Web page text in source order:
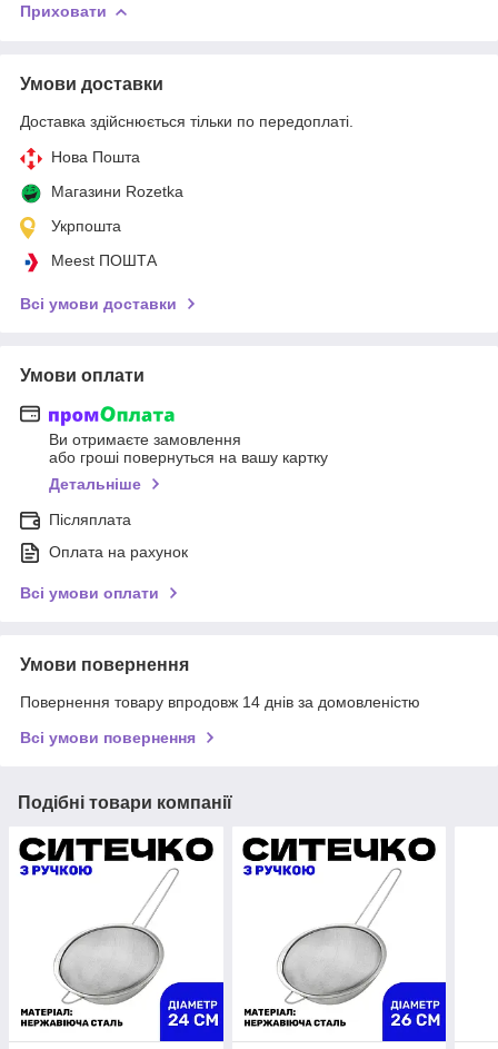
Приховати
Умови доставки
Доставка здійснюється тільки по передоплаті.
Нова Пошта
Магазини Rozetka
Укрпошта
Meest ПОШТА
Всі умови доставки
Умови оплати
Ви отримаєте замовлення
або гроші повернуться на вашу картку
Детальніше
Післяплата
Оплата на рахунок
Всі умови оплати
Умови повернення
Повернення товару впродовж 14 днів за домовленістю
Всі умови повернення
Подібні товари компанії